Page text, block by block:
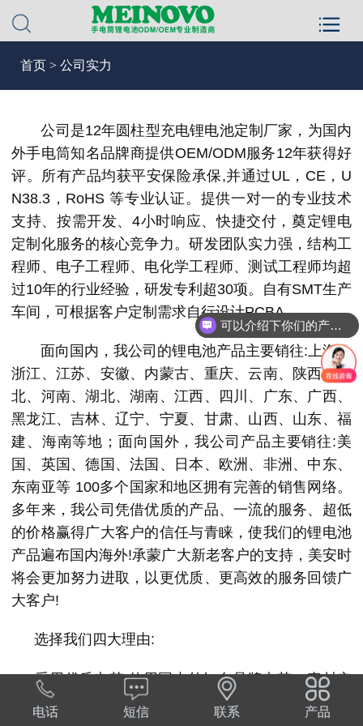
首页 > 公司实力
公司是12年圆柱型充电锂电池定制厂家，为国内
外手电筒知名品牌商提供OEM/ODM服务12年获得好
评。所有产品均获平安保险承保,并通过UL，CE，U
N38.3，RoHS 等专业认证。提供一对一的专业技术
支持、按需开发、4小时响应、快捷交付，奠定锂电
定制化服务的核心竞争力。研发团队实力强，结构工
程师、电子工程师、电化学工程师、测试工程师均超
过10年的行业经验，研发专利超30项。自有SMT生产
车间，可根据客户定制需求自行设计PCBA。
面向国内，我公司的锂电池产品主要销往:上海、
浙江、江苏、安徽、内蒙古、重庆、云南、陕西、河
北、河南、湖北、湖南、江西、四川、广东、广西、
黑龙江、吉林、辽宁、宁夏、甘肃、山西、山东、福
建、海南等地；面向国外，我公司产品主要销往:美
国、英国、德国、法国、日本、欧洲、非洲、中东、
东南亚等 100多个国家和地区拥有完善的销售网络。
多年来，我公司凭借优质的产品、一流的服务、超低
的价格赢得广大客户的信任与青睐，使我们的锂电池
产品遍布国内海外!承蒙广大新老客户的支持，美安时
将会更加努力进取，以更优质、更高效的服务回馈广
大客户!
选择我们四大理由:
采用优质电芯:使用国内外知名品牌电芯，真材实
料，品质、安全有保障，落实入仓检测，出厂检测规
电话 短信 联系 产品
可以介绍下你们的产品么